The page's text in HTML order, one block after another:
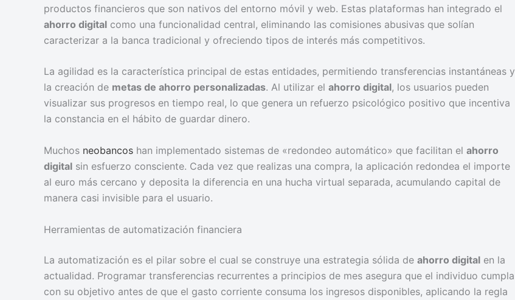
productos financieros que son nativos del entorno móvil y web. Estas plataformas han integrado el
ahorro digital como una funcionalidad central, eliminando las comisiones abusivas que solían
caracterizar a la banca tradicional y ofreciendo tipos de interés más competitivos.
La agilidad es la característica principal de estas entidades, permitiendo transferencias instantáneas y
la creación de metas de ahorro personalizadas. Al utilizar el ahorro digital, los usuarios pueden
visualizar sus progresos en tiempo real, lo que genera un refuerzo psicológico positivo que incentiva
la constancia en el hábito de guardar dinero.
Muchos neobancos han implementado sistemas de «redondeo automático» que facilitan el ahorro
digital sin esfuerzo consciente. Cada vez que realizas una compra, la aplicación redondea el importe
al euro más cercano y deposita la diferencia en una hucha virtual separada, acumulando capital de
manera casi invisible para el usuario.
Herramientas de automatización financiera
La automatización es el pilar sobre el cual se construye una estrategia sólida de ahorro digital en la
actualidad. Programar transferencias recurrentes a principios de mes asegura que el individuo cumpla
con su objetivo antes de que el gasto corriente consuma los ingresos disponibles, aplicando la regla